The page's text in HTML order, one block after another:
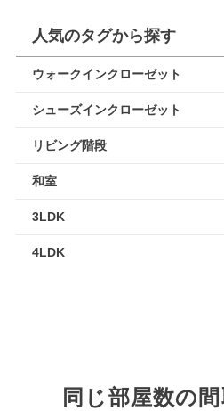
人気のタグから探す
ウォークインクローゼット
シューズインクローゼット
リビング階段
和室
3LDK
4LDK
同じ部屋数の